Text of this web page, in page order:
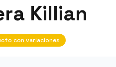
Killian
con variaciones